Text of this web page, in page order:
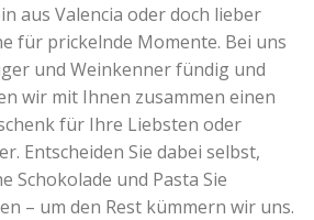
aus Valencia oder doch lieber
für prickelnde Momente. Bei uns
und Weinkenner fündig und
wir mit Ihnen zusammen einen
für Ihre Liebsten oder
Entscheiden Sie dabei selbst,
Schokolade und Pasta Sie
– um den Rest kümmern wir uns.